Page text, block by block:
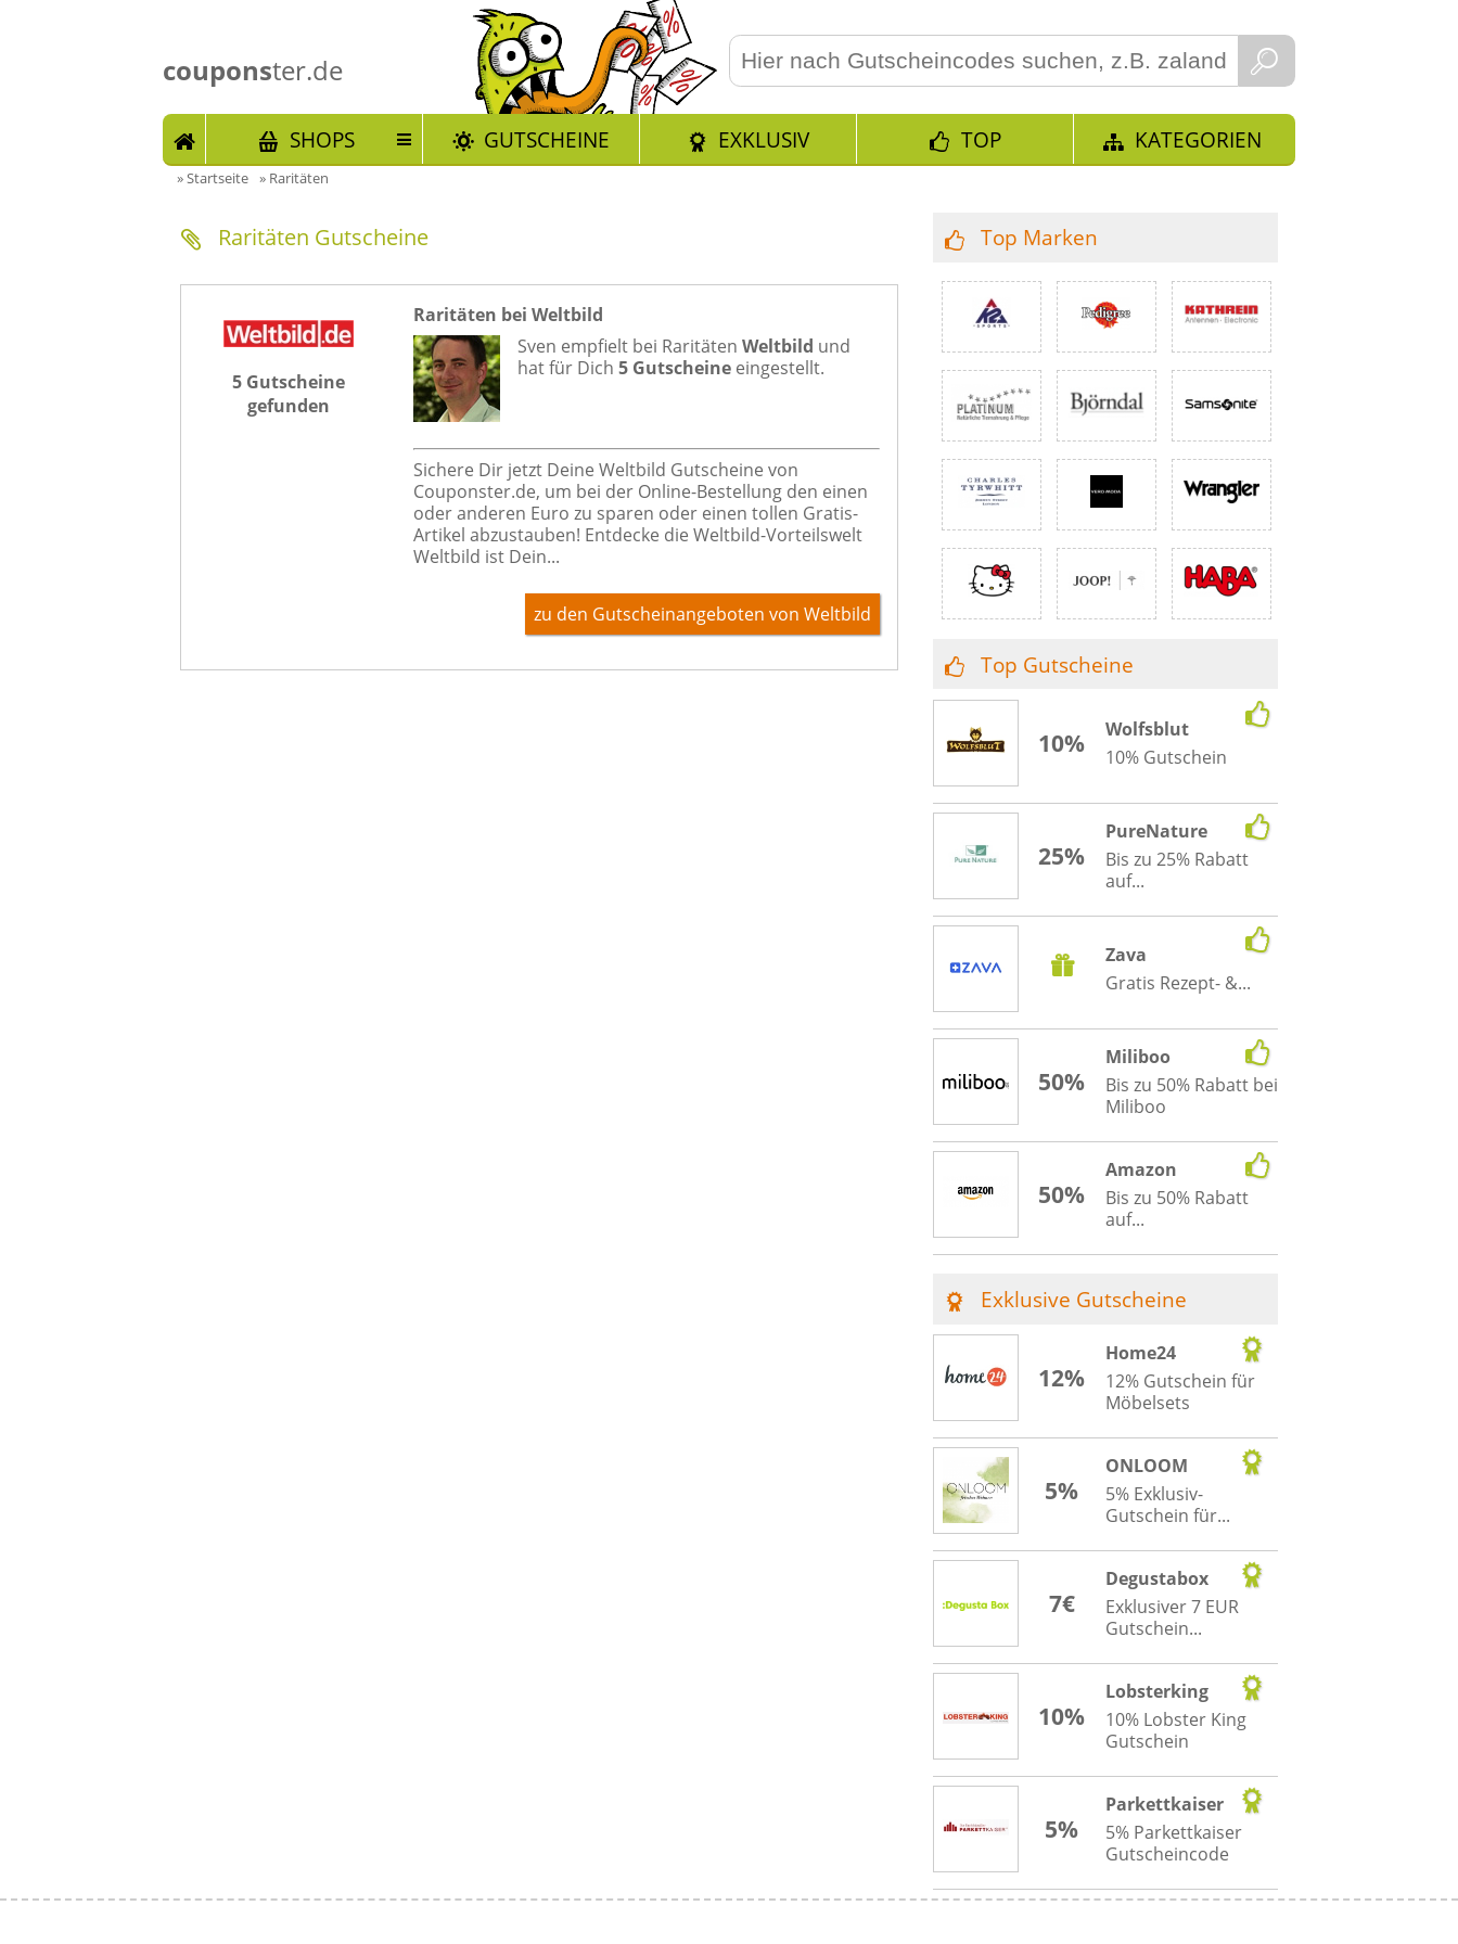
couponster.de
START SHOPS GUTSCHEINE EXKLUSIV TOP KATEGORIEN
»Startseite » Raritäten
Raritäten Gutscheine
5 Gutscheine
gefunden
Raritäten bei Weltbild
Sven empfielt bei Raritäten Weltbild und
hat für Dich 5 Gutscheineeingestellt.
Sichere Dir jetzt Deine Weltbild Gutscheine von
Couponster.de, um bei der Online-Bestellung den einen
oder anderen Euro zu sparen oder einen tollen Gratis-
Artikel abzustauben! Entdecke die Weltbild-Vorteilswelt
Weltbild ist Dein...
zu den Gutscheinangeboten von Weltbild
Top Marken
Top Gutscheine
10%
Wolfsblut
10% Gutschein
25%
PureNature
Bis zu 25% Rabatt
auf...
Zava
Gratis Rezept- &...
50%
Miliboo
Bis zu 50% Rabatt bei
Miliboo
50%
Amazon
Bis zu 50% Rabatt
auf...
Exklusive Gutscheine
12%
Home24
12% Gutschein für
Möbelsets
5%
ONLOOM
5% Exklusiv-
Gutschein für...
7€
Degustabox
Exklusiver 7 EUR
Gutschein...
10%
Lobsterking
10% Lobster King
Gutschein
5%
Parkettkaiser
5% Parkettkaiser
Gutscheincode